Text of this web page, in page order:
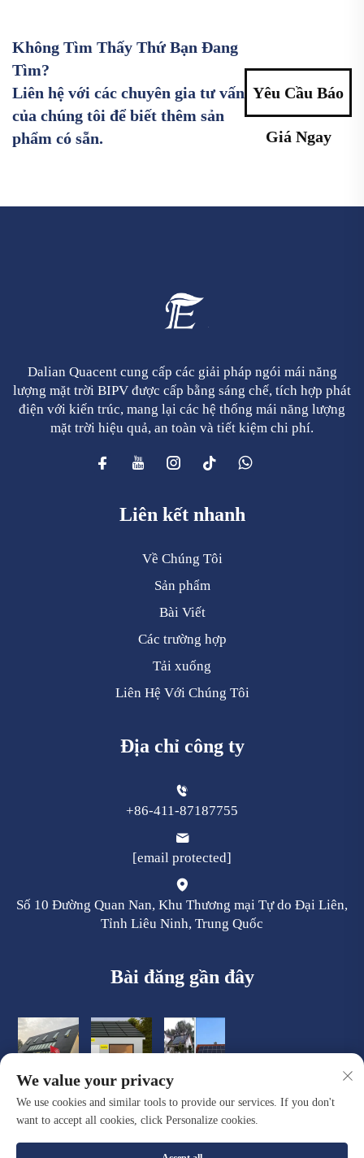
Không Tìm Thấy Thứ Bạn Đang
Tìm?
Liên hệ với các chuyên gia tư vấn
của chúng tôi để biết thêm sản
phẩm có sẵn.
Yêu Cầu Báo
Giá Ngay
Dalian Quacent cung cấp các giải pháp ngói mái năng
lượng mặt trời BIPV được cấp bằng sáng chế, tích hợp phát
điện với kiến trúc, mang lại các hệ thống mái năng lượng
mặt trời hiệu quả, an toàn và tiết kiệm chi phí.
Liên kết nhanh
Về Chúng Tôi
Sản phẩm
Bài Viết
Các trường hợp
Tải xuống
Liên Hệ Với Chúng Tôi
Địa chỉ công ty
+86-411-87187755
[email protected]
Số 10 Đường Quan Nan, Khu Thương mại Tự do Đại Liên,
Tỉnh Liêu Ninh, Trung Quốc
Bài đăng gần đây
We value your privacy
We use cookies and similar tools to provide our services. If you don't
want to accept all cookies, click Personalize cookies.